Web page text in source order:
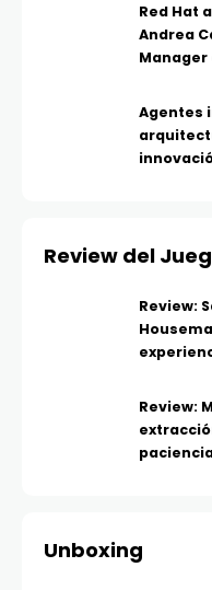
Red Hat
Andrea
Manager
Agentes
Review del
Review:
Review:
Unboxing